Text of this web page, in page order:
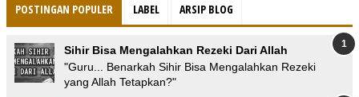
POSTINGAN POPULER LABEL ARSIP BLOG
Sihir Bisa Mengalahkan Rezeki Dari Allah
"Guru... Benarkah Sihir Bisa Mengalahkan Rezeki
yang Allah Tetapkan?"